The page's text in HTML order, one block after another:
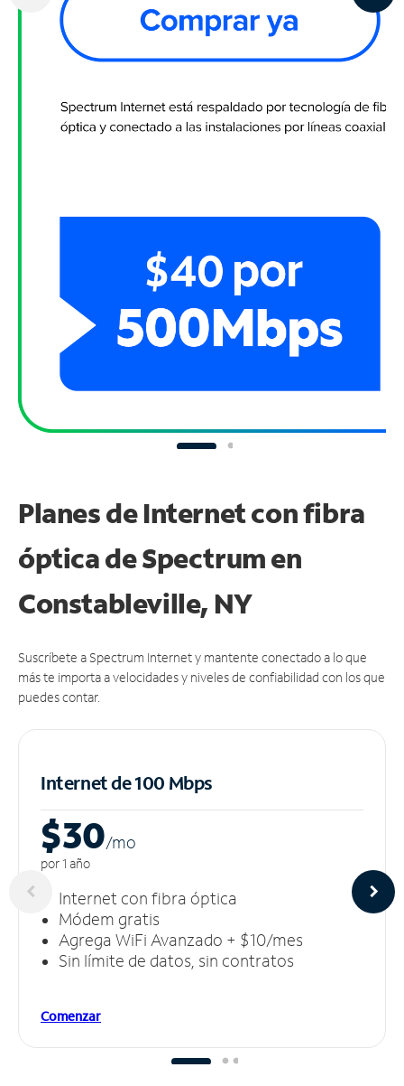
Planes de Internet con fibra
óptica de Spectrum en
Constableville, NY
Suscríbete a Spectrum Internet y mantente conectado a lo que
más te importa a velocidades y niveles de confiabilidad con los que
puedes contar.
Internet de 100 Mbps
$30/mo
por 1 año
Internet con fibra óptica
Módem gratis
Agrega WiFi Avanzado + $10/mes
Sin límite de datos, sin contratos
Comenzar